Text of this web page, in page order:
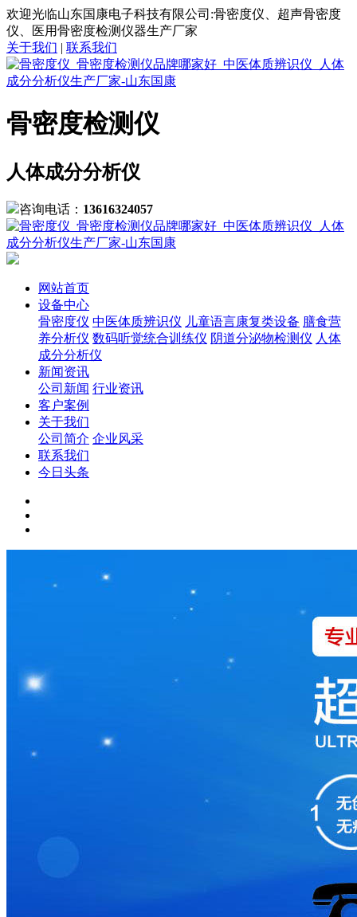
欢迎光临山东国康电子科技有限公司:骨密度仪、超声骨密度
仪、医用骨密度检测仪器生产厂家
关于我们 | 联系我们
骨密度检测仪
人体成分分析仪
咨询电话： 13616324057
网站首页
设备中心
骨密度仪 中医体质辨识仪 儿童语言康复类设备 膳食营
养分析仪 数码听觉统合训练仪 阴道分泌物检测仪 人体
成分分析仪
新闻资讯
公司新闻 行业资讯
客户案例
关于我们
公司简介 企业风采
联系我们
今日头条